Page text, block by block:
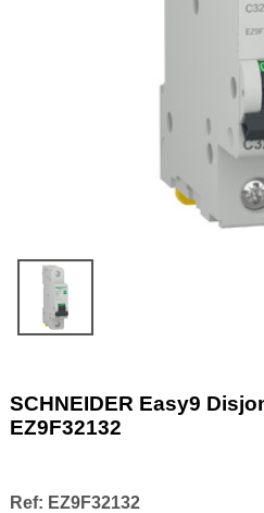
SCHNEIDER Easy9
EZ9F32132
Ref: EZ9F32132